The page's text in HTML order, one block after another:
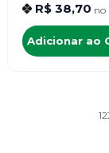
R$ 38,70 no
Adicionar ao
12